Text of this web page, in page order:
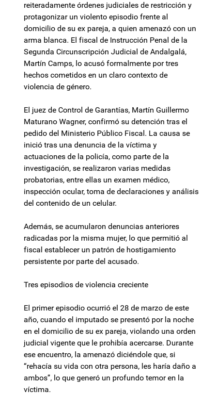
reiteradamente órdenes judiciales de restricción y
protagonizar un violento episodio frente al
domicilio de su ex pareja, a quien amenazó con un
arma blanca. El fiscal de Instrucción Penal de la
Segunda Circunscripción Judicial de Andalgalá,
Martín Camps, lo acusó formalmente por tres
hechos cometidos en un claro contexto de
violencia de género.
El juez de Control de Garantías, Martín Guillermo
Maturano Wagner, confirmó su detención tras el
pedido del Ministerio Público Fiscal. La causa se
inició tras una denuncia de la víctima y
actuaciones de la policía, como parte de la
investigación, se realizaron varias medidas
probatorias, entre ellas un examen médico,
inspección ocular, toma de declaraciones y análisis
del contenido de un celular.
Además, se acumularon denuncias anteriores
radicadas por la misma mujer, lo que permitió al
fiscal establecer un patrón de hostigamiento
persistente por parte del acusado.
Tres episodios de violencia creciente
El primer episodio ocurrió el 28 de marzo de este
año, cuando el imputado se presentó por la noche
en el domicilio de su ex pareja, violando una orden
judicial vigente que le prohibía acercarse. Durante
ese encuentro, la amenazó diciéndole que, si
“rehacía su vida con otra persona, les haría daño a
ambos”, lo que generó un profundo temor en la
víctima.